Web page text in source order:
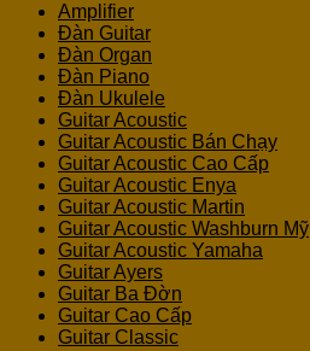
Amplifier
Đàn Guitar
Đàn Organ
Đàn Piano
Đàn Ukulele
Guitar Acoustic
Guitar Acoustic Bán Chạy
Guitar Acoustic Cao Cấp
Guitar Acoustic Enya
Guitar Acoustic Martin
Guitar Acoustic Washburn Mỹ
Guitar Acoustic Yamaha
Guitar Ayers
Guitar Ba Đờn
Guitar Cao Cấp
Guitar Classic